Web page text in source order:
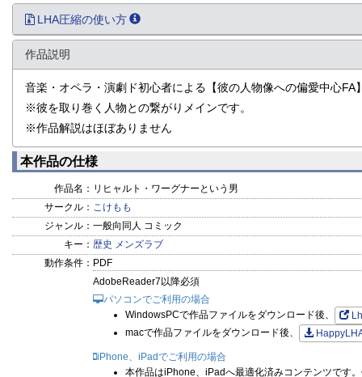
LHA圧縮の使い方
作品説明
音楽・オペラ・演劇ド初心者による【彼の人物像への偏愛中心FA
※彼を取り巻く人物との繋がりメインです。
※作品解説はほぼありません
本作品の仕様
作品名： リヒャルト・ワーグナーという男
サークル： こけもも
ジャンル： 一般向同人 コミック
キー： 歴史 メンズラブ
動作条件： PDF
AdobeReader7以降必須
パソコンでご利用の場合
WindowsPCで作品ファイルをダウンロード後、
macで作品ファイルをダウンロード後、
iPhone、iPadでご利用の場合
本作品はiPhone、iPadへ最適化済みコンテンツです